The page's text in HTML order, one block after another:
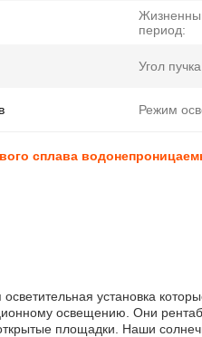
период:
Угол
Режим
сплава
установка
освещению. Они
площадки. Наши